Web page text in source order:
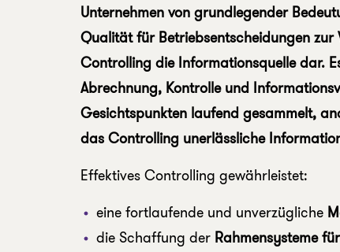
Unternehmen von grundlegender
Qualität für Betriebsentscheidungen zur
Controlling die Informationsquelle dar.
Abrechnung, Kontrolle und
Gesichtspunkten laufend gesammelt,
das Controlling unerlässliche
Effektives Controlling gewährleistet:
eine fortlaufende und unverzügliche
die Schaffung der Rahmensysteme